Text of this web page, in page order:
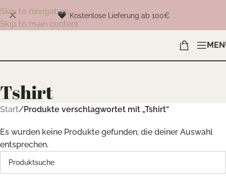
Skip to navigation
Skip to main content
Kostenlose Lieferung ab 100€
Tshirt
Start/Produkte verschlagwortet mit „Tshirt“
Es wurden keine Produkte gefunden, die deiner Auswahl
entsprechen.